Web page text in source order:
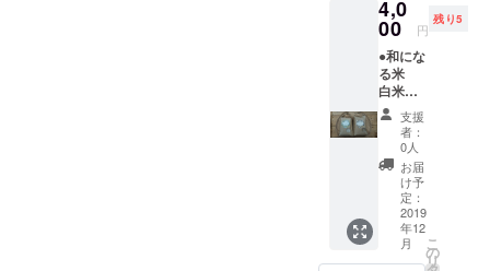
いる香
川県の
個人商
店名義
での発
送とな
りま
す。 企
画者が
運送会
社と契
約して
いない
ため、
今回は
干した
安心で
美味し
いお
米。 ●
サンク
スレ
ター ●
消費
税、送
料込み
◎ご了
承いた
だきた
い点◎
4,0
00 円
残り5
●和にな
る米
白米
450グラ
ム（約3
合）×1
●和にな
る米
玄米
450グラ
ム（約3
合）×1
宮崎県
支援
者：
0人
お届
け予
定：
2019
年12
月
こ
の
リ